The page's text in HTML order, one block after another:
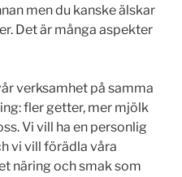
men du kanske älskar
Det är många aspekter
verksamhet på samma
fler getter, mer mjölk
Vi vill ha en personlig
vi vill förädla våra
näring och smak som